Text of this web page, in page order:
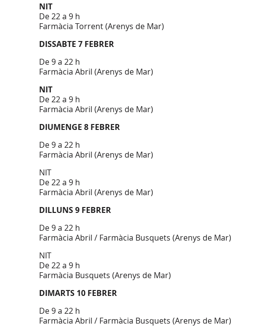
NIT
De 22 a 9 h
Farmàcia Torrent (Arenys de Mar)
DISSABTE 7 FEBRER
De 9 a 22 h
Farmàcia Abril (Arenys de Mar)
NIT
De 22 a 9 h
Farmàcia Abril (Arenys de Mar)
DIUMENGE 8 FEBRER
De 9 a 22 h
Farmàcia Abril (Arenys de Mar)
NIT
De 22 a 9 h
Farmàcia Abril (Arenys de Mar)
DILLUNS 9 FEBRER
De 9 a 22 h
Farmàcia Abril / Farmàcia Busquets (Arenys de Mar)
NIT
De 22 a 9 h
Farmàcia Busquets (Arenys de Mar)
DIMARTS 10 FEBRER
De 9 a 22 h
Farmàcia Abril / Farmàcia Busquets (Arenys de Mar)